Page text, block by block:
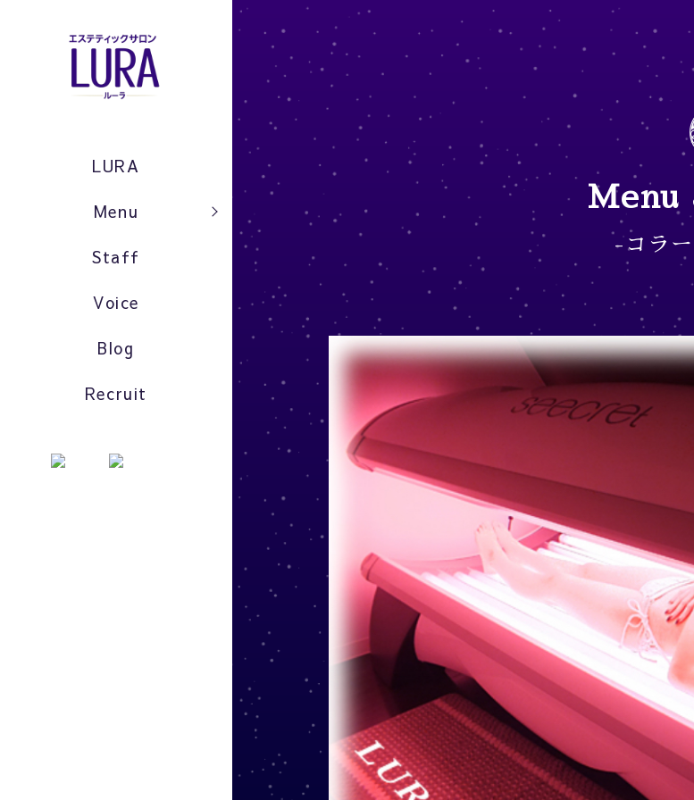
LURA
Menu
Staff
Voice
Blog
Recruit
Menu
-コラ